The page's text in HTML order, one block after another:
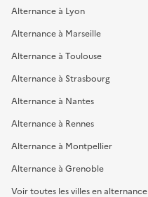
Alternance à Lyon
Alternance à Marseille
Alternance à Toulouse
Alternance à Strasbourg
Alternance à Nantes
Alternance à Rennes
Alternance à Montpellier
Alternance à Grenoble
Voir toutes les villes en alternance